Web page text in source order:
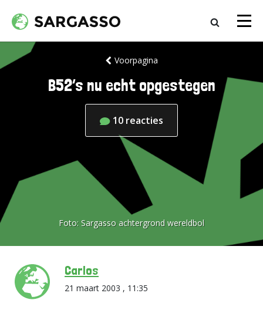
Voorpagina
B52’s nu echt opgestegen
10 reacties
Foto: Sargasso achtergrond wereldbol
Carlos
21 maart 2003 , 11:35